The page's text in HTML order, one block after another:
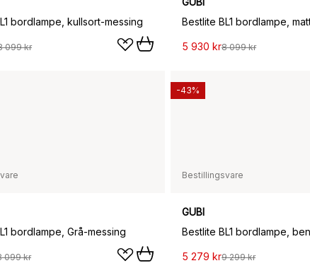
bordlampe, kullsort-messing
099 kr
Bestlite BL1 bordlampe,
5 930 kr8 099 kr
bordlampe, Grå-messing
099 kr
Bestillingsvare
GUBI
Bestlite BL1 bordlampe,
5 279 kr9 299 kr
-43%